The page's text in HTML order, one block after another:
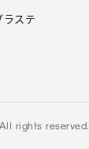
ラステ
rights reserved.